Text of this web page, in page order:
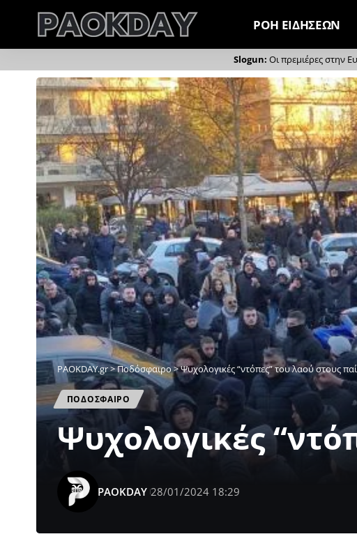
ΡΟΗ ΕΙΔΗΣΕΩΝ
Οι πρεμιέρες στην
PAOKDAY.gr>Ποδόσφαιρο>Ψυχολογικές “ντόπες” του λαού στους
ΠΟΔΟΣΦΑΙΡΟ
Ψυχολογικές
PAOKDAY 28/01/2024 18:29